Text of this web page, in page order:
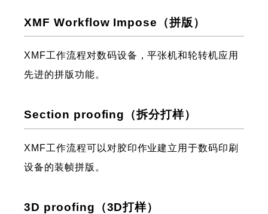
XMF Workflow Impose（拼版）
XMF工作流程对数码设备，平张机和轮转机应用
先进的拼版功能。
Section proofing（拆分打样）
XMF工作流程可以对胶印作业建立用于数码印刷
设备的装帧拼版。
3D proofing（3D打样）